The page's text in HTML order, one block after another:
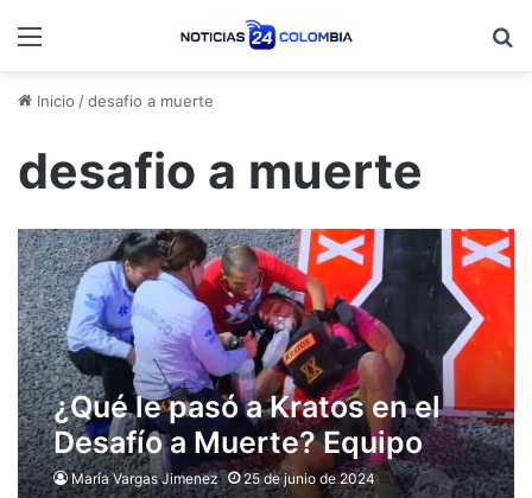
Menú
Inicio /desafio a muerte
desafio a muerte
¿Qué le pasó a Kratos en el
Desafío a Muerte? Equipo
médico tuvo que intervenir
María Vargas Jimenez 25 de junio de 2024